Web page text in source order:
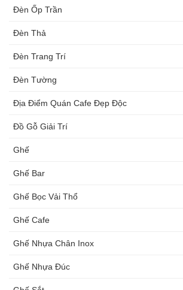
Đèn Ốp Trần
Đèn Thả
Đèn Trang Trí
Đèn Tường
Địa Điểm Quán Cafe Đẹp Độc
Đồ Gỗ Giải Trí
Ghế
Ghế Bar
Ghế Bọc Vải Thổ
Ghế Cafe
Ghế Nhựa Chân Inox
Ghế Nhựa Đúc